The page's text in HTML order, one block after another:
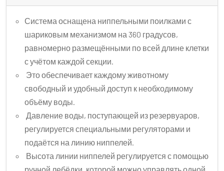
Система оснащена ниппельными поилками с
шариковым механизмом на 360 градусов,
равномерно размещёнными по всей длине клетки
с учётом каждой секции.
Это обеспечивает каждому животному
свободный и удобный доступ к необходимому
объёму воды.
Давление воды, поступающей из резервуаров,
регулируется специальными регуляторами и
подаётся на линию ниппелей.
Высота линии ниппелей регулируется с помощью